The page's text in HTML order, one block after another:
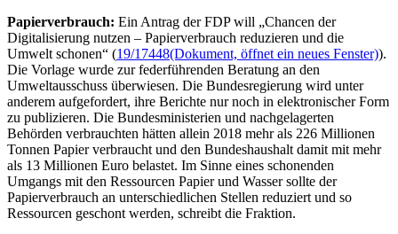
Papierverbrauch: Ein Antrag der FDP will „Chancen der
Digitalisierung nutzen – Papierverbrauch reduzieren und die
Umwelt schonen“ (19/17448(Dokument, öffnet ein neues Fenster)).
Die Vorlage wurde zur federführenden Beratung an den
Umweltausschuss überwiesen. Die Bundesregierung wird unter
anderem aufgefordert, ihre Berichte nur noch in elektronischer Form
zu publizieren. Die Bundesministerien und nachgelagerten
Behörden verbrauchten hätten allein 2018 mehr als 226 Millionen
Tonnen Papier verbraucht und den Bundeshaushalt damit mit mehr
als 13 Millionen Euro belastet. Im Sinne eines schonenden
Umgangs mit den Ressourcen Papier und Wasser sollte der
Papierverbrauch an unterschiedlichen Stellen reduziert und so
Ressourcen geschont werden, schreibt die Fraktion.